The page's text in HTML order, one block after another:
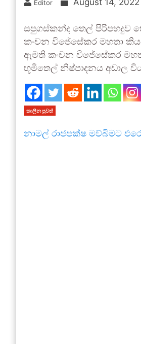
Editor August 14, 2022
සපුගස්කන්ද තෙල් පිරිපහදුව
කංචන විජේසේකර මහතා
ඇමති කංචන විජේසේකර
භූමිතෙල් නිෂ්පාදනය අඩාල
කාලීන පුවත්
නාමල් රාජපක්ෂ මව්බිමට